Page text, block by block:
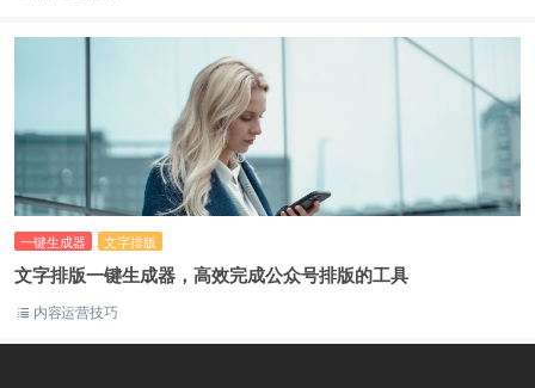
一键生成器 文字排版
文字排版一键生成器，高效完成公众号排版的工具
内容运营技巧